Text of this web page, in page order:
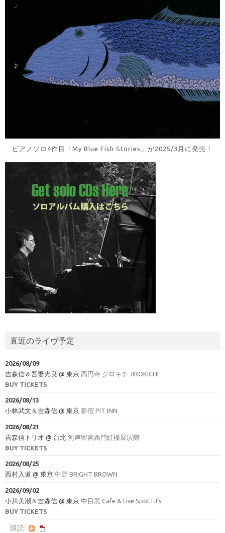
ピアノソロ4作目「My Blue Fish Stories」が2025/3月に発売！
直近のライヴ予定
2026/08/09
吉森信＆吾妻光良 @ 東京 高円寺 ジロキチ JIROKICHI
BUY TICKETS
2026/08/13
小林武文＆吉森信 @ 東京 新宿 PIT INN
2026/08/21
吉森信トリオ @ 台北 河岸留言西門紅樓展演館
BUY TICKETS
2026/08/25
西村入道 @ 東京 中野 BRIGHT BROWN
2026/09/02
小川美潮＆吉森信 @ 東京 中目黒 Cafe & Live Spot FJ’s
BUY TICKETS
購読: